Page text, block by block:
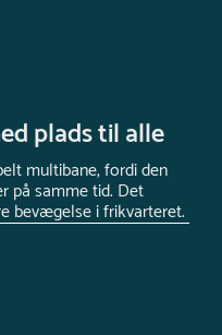
plads til alle
multibane, fordi den
på samme tid. Det
bevægelse i frikvarteret.